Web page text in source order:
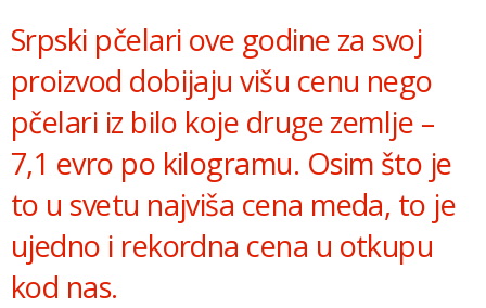
Srpski pčelari ove godine za svoj
proizvod dobijaju višu cenu nego
pčelari iz bilo koje druge zemlje –
7,1 evro po kilogramu. Osim što je
to u svetu najviša cena meda, to je
ujedno i rekordna cena u otkupu
kod nas.